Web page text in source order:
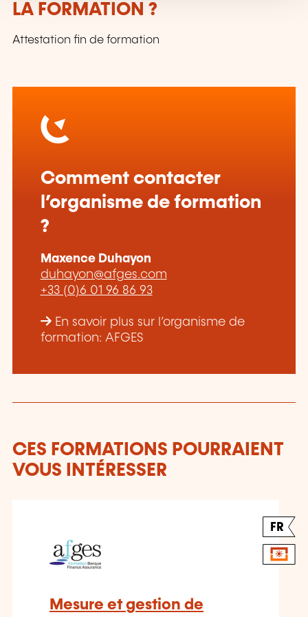
LA FORMATION ?
Attestation fin de formation
Comment contacter
l’organisme de formation
?
Maxence Duhayon
duhayon@afges.com
+33 (0)6 01 96 86 93
En savoir plus sur l’organisme de
formation: AFGES
CES FORMATIONS POURRAIENT
VOUS INTÉRESSER
FR
Mesure et gestion de